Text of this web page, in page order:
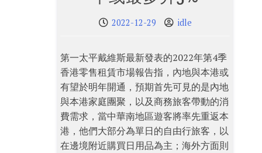
2022-12-29 idle
第一太平戴維斯最新發表的2022年第4季
香港零售租賃市場報告指，內地與本港或
有望於明年開通，預期首先可見的是內地
與本港家庭團聚，以及商務旅客帶動的消
費需求，當中華南地區遊客將率先重返本
港，他們大部分為單日的自由行旅客，以
在邊境附近購買日用品為主；海外方面則